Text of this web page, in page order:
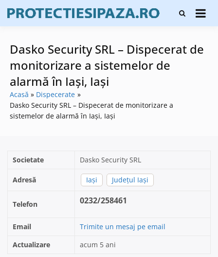
content
Firme de
protecție și
sisteme de
alarmare și
evaluatori de
securitate
Dasko Security SRL – Dispecerat de
monitorizare a sistemelor de
alarmă în Iaşi, Iași
Acasă
Dispecerate
Dasko Security SRL – Dispecerat de monitorizare a
sistemelor de alarmă în Iaşi, Iași
Societate Dasko Security SRL
Adresă Iaşi Județul Iași
Telefon 0232/258461
Email
Trimite un mesaj pe email
Actualizare
acum 5 ani